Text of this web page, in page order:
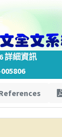
詳細資訊